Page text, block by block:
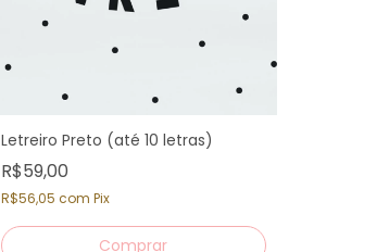
Letreiro Preto (até 10 letras)
R$59,00
R$56,05 com Pix